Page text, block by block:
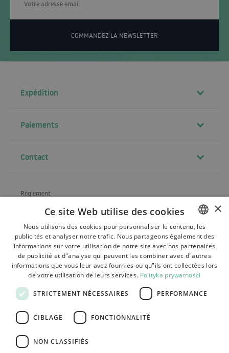
COMMANDEZ LA NEWSLETTER
Expédition
Paiements
Contact
Règlement
À propos de la société
Contact
POLISH
BULGARIAN
×
Ce site Web utilise des cookies
Nous utilisons des cookies pour personnaliser le contenu, les
publicités et analyser notre trafic. Nous partageons également des
informations sur votre utilisation de notre site avec nos partenaires
de publicité et d"analyse qui peuvent les combiner avec d"autres
informations que vous leur avez fournies ou qu"ils ont collectées lors
de votre utilisation de leurs services. Polityka prywatności
STRICTEMENT NÉCESSAIRES PERFORMANCE
CIBLAGE FONCTIONNALITÉ
NON CLASSIFIÉS